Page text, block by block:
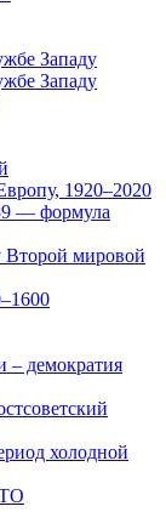
Западу
Западу
1920–2020
— формула
мировой
– демократия
холодной